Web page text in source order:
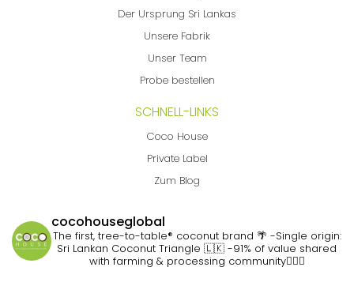
Der Ursprung Sri Lankas
Unsere Fabrik
Unser Team
Probe bestellen
SCHNELL-LINKS
Coco House
Private Label
Zum Blog
cocohouseglobal
The first, tree-to-table® coconut brand 🌴 -Single origin:
Sri Lankan Coconut Triangle 🇱🇰 -91% of value shared
with farming & processing community👷🏽‍♀️